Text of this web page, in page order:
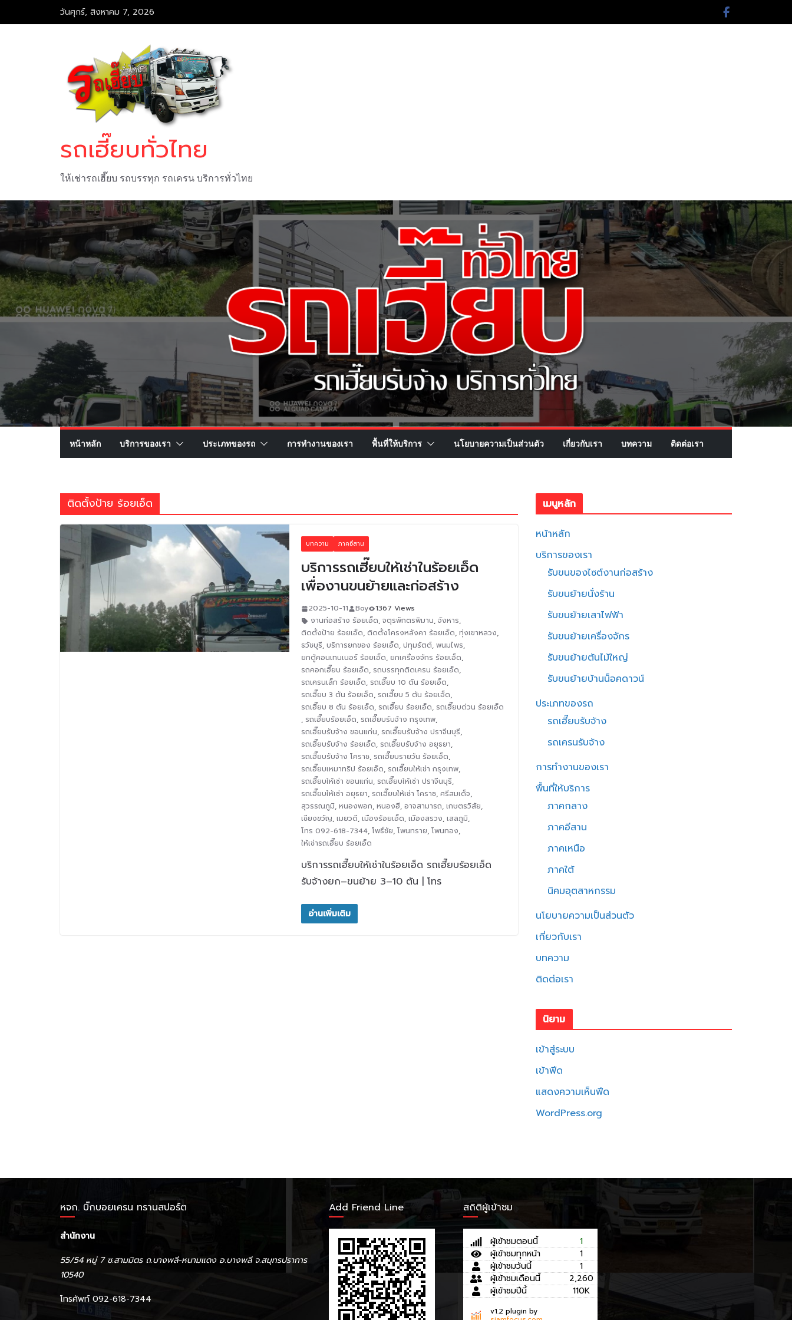
to
วันศุกร์, สิงหาคม 7, 2026
รถเฮี๊ยบทั่วไทย
ให้เช่ารถเฮี๊ยบ รถบรรทุก รถเครน บริการทั่วไทย
หน้าหลัก บริการของเรา ประเภทของรถ การทำงานของเรา พื้นที่ให้บริการ นโยบายความเป็นส่วนตัว เกี่ยวกับเรา บทความ ติดต่อเรา
ติดตั้งป้าย ร้อยเอ็ด
บทความ ภาคอีสาน
บริการรถเฮี๊ยบให้เช่าในร้อยเอ็ด
เพื่องานขนย้ายและก่อสร้าง
2025-10-11 Boy
1367 Views
งานก่อสร้าง ร้อยเอ็ด, จตุรพักตรพิมาน, จังหาร,
ติดตั้งป้าย ร้อยเอ็ด, ติดตั้งโครงหลังคา ร้อยเอ็ด, ทุ่งเขาหลวง,
ธวัชบุรี, บริการยกของ ร้อยเอ็ด, ปทุมรัตต์, พนมไพร,
ยกตู้คอนเทนเนอร์ ร้อยเอ็ด, ยกเครื่องจักร ร้อยเอ็ด,
รถคอกเฮี๊ยบ ร้อยเอ็ด, รถบรรทุกติดเครน ร้อยเอ็ด,
รถเครนเล็ก ร้อยเอ็ด, รถเฮี๊ยบ 10 ตัน ร้อยเอ็ด,
รถเฮี๊ยบ 3 ตัน ร้อยเอ็ด, รถเฮี๊ยบ 5 ตัน ร้อยเอ็ด,
รถเฮี๊ยบ 8 ตัน ร้อยเอ็ด, รถเฮี๊ยบ ร้อยเอ็ด, รถเฮี๊ยบด่วน ร้อยเอ็ด
, รถเฮี๊ยบร้อยเอ็ด, รถเฮี๊ยบรับจ้าง กรุงเทพ,
รถเฮี๊ยบรับจ้าง ขอนแก่น, รถเฮี๊ยบรับจ้าง ปราจีนบุรี,
รถเฮี๊ยบรับจ้าง ร้อยเอ็ด, รถเฮี๊ยบรับจ้าง อยุธยา,
รถเฮี๊ยบรับจ้าง โคราช, รถเฮี๊ยบรายวัน ร้อยเอ็ด,
รถเฮี๊ยบเหมาทริป ร้อยเอ็ด, รถเฮี๊ยบให้เช่า กรุงเทพ,
รถเฮี๊ยบให้เช่า ขอนแก่น, รถเฮี๊ยบให้เช่า ปราจีนบุรี,
รถเฮี๊ยบให้เช่า อยุธยา, รถเฮี๊ยบให้เช่า โคราช, ศรีสมเด็จ,
สุวรรณภูมิ, หนองพอก, หนองฮี, อาจสามารถ, เกษตรวิสัย,
เชียงขวัญ, เมยวดี, เมืองร้อยเอ็ด, เมืองสรวง, เสลภูมิ,
โทร 092-618-7344, โพธิ์ชัย, โพนทราย, โพนทอง,
ให้เช่ารถเฮี๊ยบ ร้อยเอ็ด
บริการรถเฮี๊ยบให้เช่าในร้อยเอ็ด รถเฮี๊ยบร้อยเอ็ด
รับจ้างยก–ขนย้าย 3–10 ตัน | โทร
อ่านเพิ่มเติม
เมนูหลัก
หน้าหลัก
บริการของเรา
รับขนของไซต์งานก่อสร้าง
รับขนย้ายนั่งร้าน
รับขนย้ายเสาไฟฟ้า
รับขนย้ายเครื่องจักร
รับขนย้ายต้นไม้ใหญ่
รับขนย้ายบ้านน็อคดาวน์
ประเภทของรถ
รถเฮี๊ยบรับจ้าง
รถเครนรับจ้าง
การทำงานของเรา
พื้นที่ให้บริการ
ภาคกลาง
ภาคอีสาน
ภาคเหนือ
ภาคใต้
นิคมอุตสาหกรรม
นโยบายความเป็นส่วนตัว
เกี่ยวกับเรา
บทความ
ติดต่อเรา
นิยาม
เข้าสู่ระบบ
เข้าฟีด
แสดงความเห็นฟีด
WordPress.org
หจก. บิ๊กบอยเครน ทรานสปอร์ต
สำนักงาน
55/54 หมู่ 7 ซ.สามมิตร ถ.บางพลี-หนามแดง อ.บางพลี จ.สมุทรปราการ
10540
โทรศัพท์ 092-618-7344
Add Friend Line สถิติผู้เข้าชม
ผู้เข้าชมตอนนี้
1
ผู้เข้าชมทุกหน้า
1
ผู้เข้าชมวันนี้
1
ผู้เข้าชมเดือนนี้
2,260
ผู้เข้าชมปีนี้
110K
v1.2 plugin by